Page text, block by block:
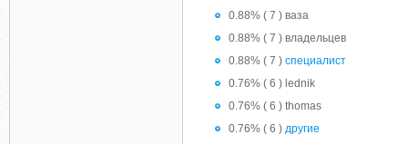
0.88% ( 7 ) ваза
0.88% ( 7 ) владельцев
0.88% ( 7 ) специалист
0.76% ( 6 ) lednik
0.76% ( 6 ) thomas
0.76% ( 6 ) другие